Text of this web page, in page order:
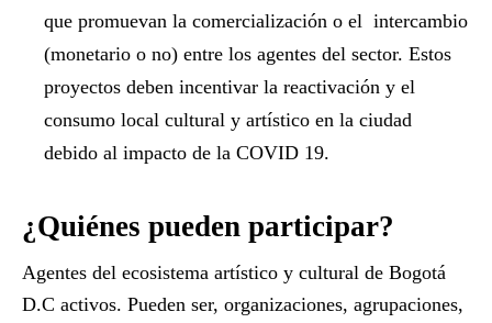
que promuevan la comercialización o el intercambio
(monetario o no) entre los agentes del sector. Estos
proyectos deben incentivar la reactivación y el
consumo local cultural y artístico en la ciudad
debido al impacto de la COVID 19.
¿Quiénes pueden participar?
Agentes del ecosistema artístico y cultural de Bogotá
D.C activos. Pueden ser, organizaciones, agrupaciones,